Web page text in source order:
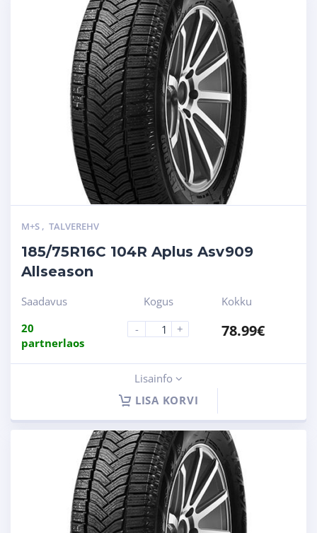
M+S , TALVEREHV
185/75R16C 104R Aplus Asv909
Allseason
Saadavus
20
partnerlaos
Kogus
-
+
Kokku
78.99€
Lisainfo
LISA KORVI